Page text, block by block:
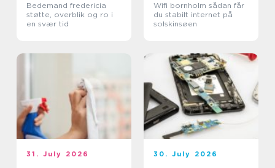
Bedemand fredericia
støtte, overblik og ro i
en svær tid
Wifi bornholm sådan får
du stabilt internet på
solskinsøen
31. July 2026 30. July 2026